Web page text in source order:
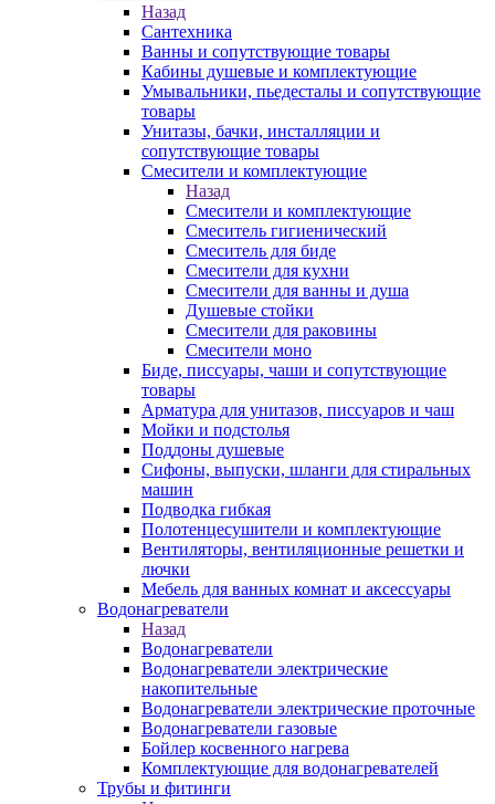
Назад
Сантехника
Ванны и сопутствующие товары
Кабины душевые и комплектующие
Умывальники, пьедесталы и сопутствующие
товары
Унитазы, бачки, инсталляции и
сопутствующие товары
Смесители и комплектующие
Назад
Смесители и комплектующие
Смеситель гигиенический
Смеситель для биде
Смесители для кухни
Смесители для ванны и душа
Душевые стойки
Смесители для раковины
Смесители моно
Биде, писсуары, чаши и сопутствующие
товары
Арматура для унитазов, писсуаров и чаш
Мойки и подстолья
Поддоны душевые
Сифоны, выпуски, шланги для стиральных
машин
Подводка гибкая
Полотенцесушители и комплектующие
Вентиляторы, вентиляционные решетки и
лючки
Мебель для ванных комнат и аксессуары
Водонагреватели
Назад
Водонагреватели
Водонагреватели электрические
накопительные
Водонагреватели электрические проточные
Водонагреватели газовые
Бойлер косвенного нагрева
Комплектующие для водонагревателей
Трубы и фитинги